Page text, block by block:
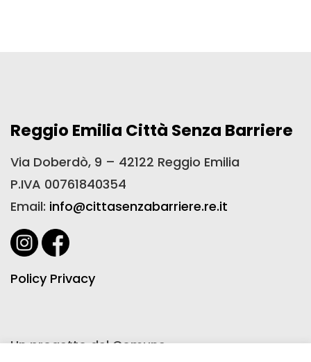
Reggio Emilia Città Senza Barriere
Via Doberdò, 9 – 42122 Reggio Emilia
P.IVA 00761840354
Email: info@cittasenzabarriere.re.it
Policy Privacy
Un progetto del Comune